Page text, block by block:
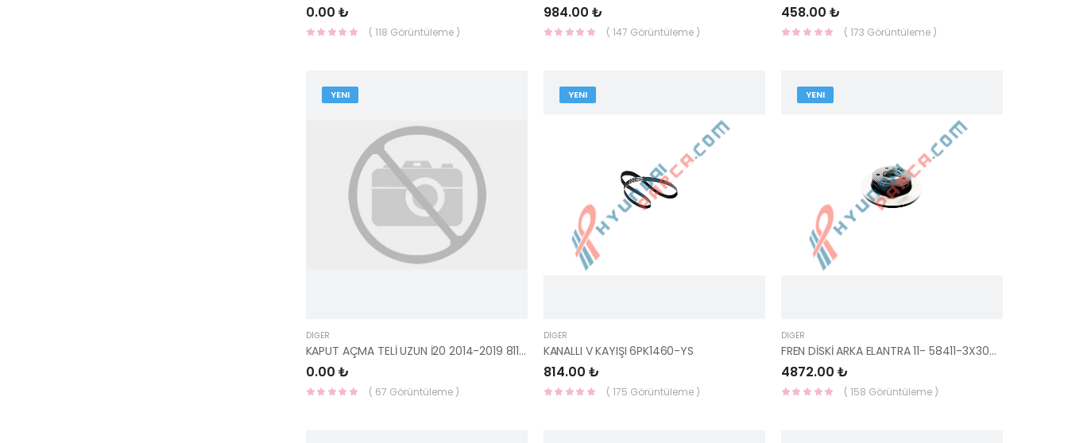
0.00 ₺
( 118 Görüntüleme )
984.00 ₺
( 147 Görüntüleme )
458.00 ₺
( 173 Görüntüleme )
YENI
DIĞER
KAPUT AÇMA TELİ UZUN İ20 2014-2019 81190-C8000-HMC
0.00 ₺
( 67 Görüntüleme )
YENI
DIĞER
KANALLI V KAYIŞI 6PK1460-YS
814.00 ₺
( 175 Görüntüleme )
YENI
DIĞER
FREN DİSKİ ARKA ELANTRA 11- 58411-3X300-HMC
4872.00 ₺
( 158 Görüntüleme )